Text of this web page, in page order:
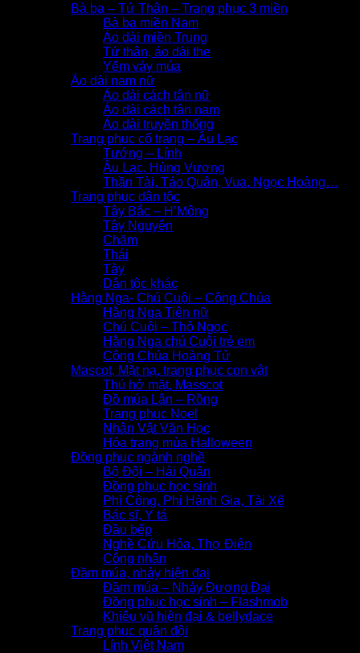
Bà ba – Tứ Thân – Trang phục 3 miền
Bà ba miền Nam
Áo dài miền Trung
Tứ thân, áo dài the
Yếm váy múa
Áo dài nam nữ
Áo dài cách tân nữ
Áo dài cách tân nam
Áo dài truyền thống
Trang phục cổ trang – Âu Lạc
Tướng – Lính
Âu Lạc, Hùng Vương
Thần Tài, Táo Quân, Vua, Ngọc Hoàng…
Trang phục dân tộc
Tây Bắc – H’Mông
Tây Nguyên
Chăm
Thái
Tày
Dân tộc khác
Hằng Nga- Chú Cuội – Công Chúa
Hằng Nga Tiên nữ
Chú Cuội – Thỏ Ngọc
Hằng Nga chú Cuội trẻ em
Công Chúa Hoàng Tử
Mascot, Mặt nạ, trang phục con vật
Thú hở mặt, Masscot
Đồ múa Lân – Rồng
Trang phục Noel
Nhân Vật Văn Học
Hóa trang mùa Halloween
Đồng phục ngành nghề
Bộ Đội – Hải Quân
Đồng phục học sinh
Phi Công, Phi Hành Gia, Tài Xế
Bác sĩ, Y tá
Đầu bếp
Nghề Cứu Hỏa, Thợ Điện
Công nhân
Đầm múa, nhảy hiện đại
Đầm múa – Nhảy Đương Đại
Đồng phục học sinh – Flashmob
Khiêu vũ hiện đại & bellydace
Trang phục quân đội
Lính Việt Nam